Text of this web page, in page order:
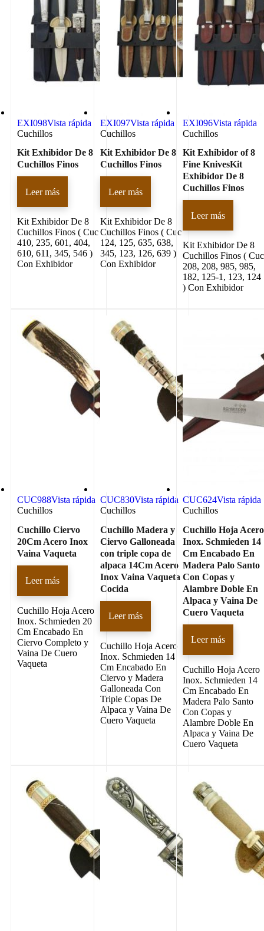
EXI098Vista rápida
Cuchillos
Kit Exhibidor De 8
Cuchillos Finos
Leer más
Kit Exhibidor De 8
Cuchillos Finos ( Cuc
410, 235, 601, 404,
610, 611, 345, 546 )
Con Exhibidor
EXI097Vista rápida
Cuchillos
Kit Exhibidor De 8
Cuchillos Finos
Leer más
Kit Exhibidor De 8
Cuchillos Finos ( Cuc
124, 125, 635, 638,
345, 123, 126, 639 )
Con Exhibidor
EXI096Vista rápida
Cuchillos
Kit Exhibidor of 8
Fine KnivesKit
Exhibidor De 8
Cuchillos Finos
Leer más
Kit Exhibidor De 8
Cuchillos Finos ( Cuc
208, 208, 985, 985,
182, 125-1, 123, 124
) Con Exhibidor
CUC988Vista rápida
Cuchillos
Cuchillo Ciervo
20Cm Acero Inox
Vaina Vaqueta
Leer más
Cuchillo Hoja Acero
Inox. Schmieden 20
Cm Encabado En
Ciervo Completo y
Vaina De Cuero
Vaqueta
CUC830Vista rápida
Cuchillos
Cuchillo Madera y
Ciervo Galloneada
con triple copa de
alpaca 14Cm Acero
Inox Vaina Vaqueta
Cocida
Leer más
Cuchillo Hoja Acero
Inox. Schmieden 14
Cm Encabado En
Ciervo y Madera
Galloneada Con
Triple Copas De
Alpaca y Vaina De
Cuero Vaqueta
CUC624Vista rápida
Cuchillos
Cuchillo Hoja Acero
Inox. Schmieden 14
Cm Encabado En
Madera Palo Santo
Con Copas y
Alambre Doble En
Alpaca y Vaina De
Cuero Vaqueta
Leer más
Cuchillo Hoja Acero
Inox. Schmieden 14
Cm Encabado En
Madera Palo Santo
Con Copas y
Alambre Doble En
Alpaca y Vaina De
Cuero Vaqueta